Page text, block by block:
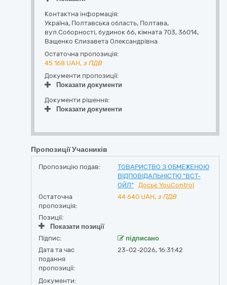
Контактна інформація:
Україна, Полтавська область, Полтава,
вул.Соборності, будинок 66, кімната 703, 36014,
Ващенко Єлизавета Олександрівна
Остаточна пропозиція:
45 168 UAH, з ПДВ
Документи пропозиції:
Показати документи
Документи рішення:
Показати документи
Пропозиції Учасників
Пропозицію подав:
ТОВАРИСТВО З ОБМЕЖЕНОЮ
ВІДПОВІДАЛЬНІСТЮ "ВСТ-
ОЙЛ"
Досьє YouControl
Остаточна
пропозиція:
44 640 UAH, з ПДВ
Позиції:
Показати позиції
Підпис:
підписано
Дата та час
подання
пропозиції:
23-02-2026, 16:31:42
Документи: